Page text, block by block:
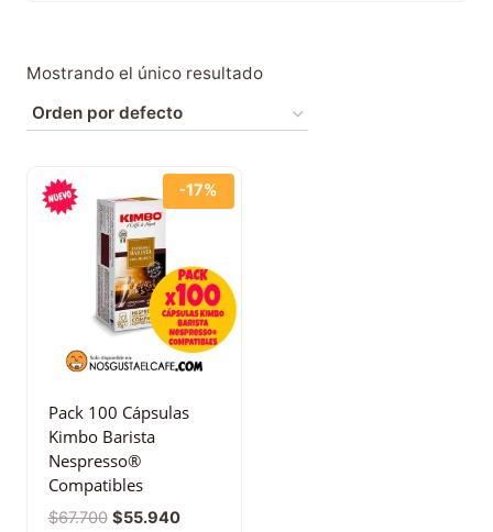
Mostrando el único resultado
-17%
Pack 100 Cápsulas
Kimbo Barista
Nespresso®
Compatibles
$67.700 $55.940